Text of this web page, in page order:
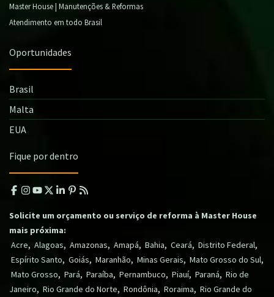
Master House | Manutenções & Reformas
Atendimento em todo Brasil
Oportunidades
Brasil
Malta
EUA
Fique por dentro
Solicite um orçamento ou serviço de reforma à Master House
mais próxima:
Acre, Alagoas, Amazonas, Amapá, Bahia, Ceará, Distrito Federal,
Espírito Santo, Goiás, Maranhão, Minas Gerais, Mato Grosso do Sul,
Mato Grosso, Pará, Paraíba, Pernambuco, Piauí, Paraná, Rio de
Janeiro, Rio Grande do Norte, Rondônia, Roraima, Rio Grande do